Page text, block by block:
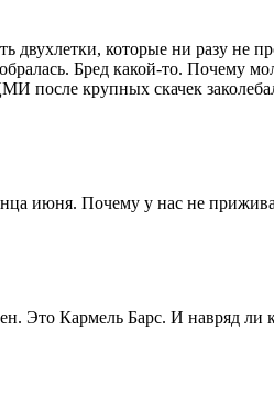
двухлетки, которые ни разу
Бред какой-то. Почему
после крупных скачек
июня. Почему у нас не
Это Кармель Барс. И навряд ли